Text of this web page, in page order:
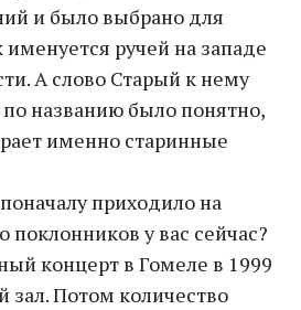
и было выбрано для
именуется ручей на западе
А слово Старый к нему
названию было понятно,
именно старинные
приходило на
поклонников у вас сейчас?
концерт в Гомеле в 1999
зал. Потом количество